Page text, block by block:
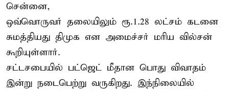
சென்னை,
ஒவ்வொருவர் தலையிலும் ரூ.1.28 லட்சம் கடனை
சுமத்தியது திமுக என அமைச்சர் மரிய வில்சன்
கூறியுள்ளார்.
சட்டசபையில் பட்ஜெட் மீதான பொது விவாதம்
இன்று நடைபெற்று வருகிறது. இந்நிலையில்